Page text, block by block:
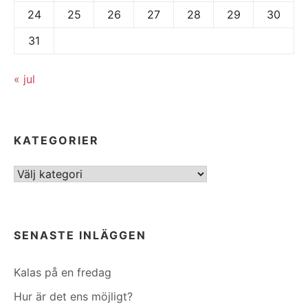
24
25 26 27 28 29
30
31
« jul
KATEGORIER
Kategorier
SENASTE INLÄGGEN
Kalas på en fredag
Hur är det ens möjligt?